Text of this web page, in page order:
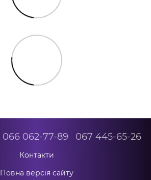
066 062-77-89 067 445-65-26
Контакти
Повна версія сайту